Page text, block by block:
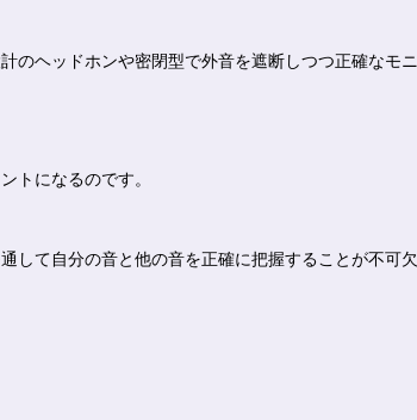
のヘッドホンや密閉型で外音を遮断しつつ正確なモニ
トになるのです。
して自分の音と他の音を正確に把握することが不可欠